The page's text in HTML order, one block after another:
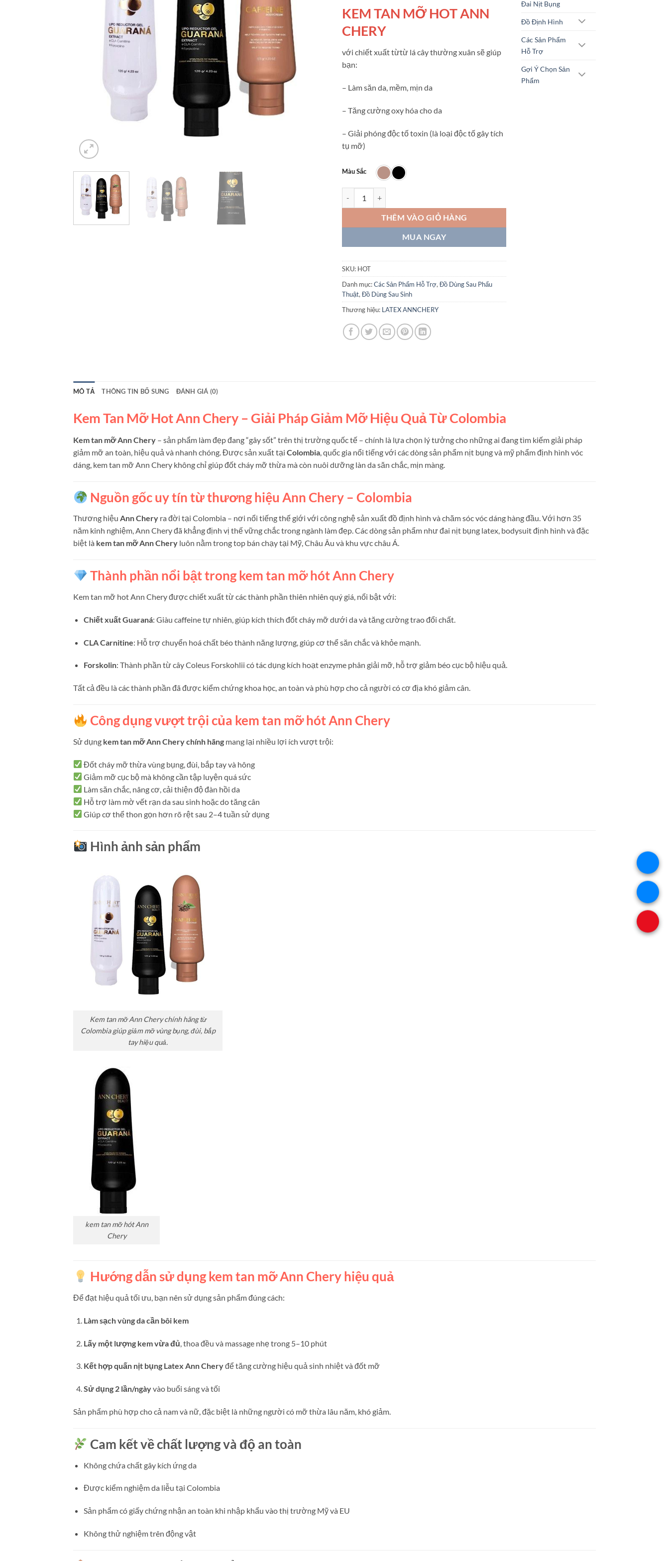
450.000 ₫.là:
425.000 ₫.
KEM TAN MỠ HOT ANN
CHERY
với chiết xuất từtừ lá cây thường xuân sẽ giúp
bạn:
– Làm săn da, mềm, mịn da
– Tăng cường oxy hóa cho da
– Giải phóng độc tố toxin (là loại độc tố gây tích
tụ mỡ)
Màu Sắc
THÊM VÀO GIỎ HÀNG
MUA NGAY
SKU: HOT
Danh mục:Các Sản Phẩm Hỗ Trợ,Đồ Dùng Sau Phẩu
Thuật,Đồ Dùng Sau Sinh
Thương hiệu: LATEX ANNCHERY
Đai Nịt Bụng
Đồ Định Hình
Các Sản Phẩm
Hỗ Trợ
Gợi Ý Chọn Sản
Phẩm
MÔ TẢ THÔNG TIN BỔ SUNG ĐÁNH GIÁ (0)
Kem Tan Mỡ Hot Ann Chery – Giải Pháp Giảm Mỡ Hiệu Quả Từ Colombia
Kem tan mỡ Ann Chery – sản phẩm làm đẹp đang “gây sốt” trên thị trường quốc tế – chính là lựa chọn lý tưởng cho những ai đang tìm kiếm giải pháp
giảm mỡ an toàn, hiệu quả và nhanh chóng. Được sản xuất tại Colombia, quốc gia nổi tiếng với các dòng sản phẩm nịt bụng và mỹ phẩm định hình vóc
dáng, kem tan mỡ Ann Chery không chỉ giúp đốt cháy mỡ thừa mà còn nuôi dưỡng làn da săn chắc, mịn màng.
Nguồn gốc uy tín từ thương hiệu Ann Chery – Colombia
Thương hiệu Ann Chery ra đời tại Colombia – nơi nổi tiếng thế giới với công nghệ sản xuất đồ định hình và chăm sóc vóc dáng hàng đầu. Với hơn 35
năm kinh nghiệm, Ann Chery đã khẳng định vị thế vững chắc trong ngành làm đẹp. Các dòng sản phẩm như đai nịt bụng latex, bodysuit định hình và đặc
biệt là kem tan mỡ Ann Chery luôn nằm trong top bán chạy tại Mỹ, Châu Âu và khu vực châu Á.
Thành phần nổi bật trong kem tan mỡ hótAnn Chery
Kem tan mỡ hot Ann Chery được chiết xuất từ các thành phần thiên nhiên quý giá, nổi bật với:
Chiết xuất Guaraná: Giàu caffeine tự nhiên, giúp kích thích đốt cháy mỡ dưới da và tăng cường trao đổi chất.
CLA Carnitine: Hỗ trợ chuyển hoá chất béo thành năng lượng, giúp cơ thể săn chắc và khỏe mạnh.
Forskolin: Thành phần từ cây Coleus Forskohlii có tác dụng kích hoạt enzyme phân giải mỡ, hỗ trợ giảm béo cục bộ hiệu quả.
Tất cả đều là các thành phần đã được kiểm chứng khoa học, an toàn và phù hợp cho cả người có cơ địa khó giảm cân.
Công dụng vượt trội của kem tan mỡ hót Ann Chery
Sử dụng kem tan mỡ Ann Chery chính hãng mang lại nhiều lợi ích vượt trội:
Đốt cháy mỡ thừa vùng bụng, đùi, bắp tay và hông
Giảm mỡ cục bộ mà không cần tập luyện quá sức
Làm săn chắc, nâng cơ, cải thiện độ đàn hồi da
Hỗ trợ làm mờ vết rạn da sau sinh hoặc do tăng cân
Giúp cơ thể thon gọn hơn rõ rệt sau 2–4 tuần sử dụng
Hình ảnh sản phẩm
Kem tan mỡ Ann Chery chính hãng từ
Colombia giúp giảm mỡ vùng bụng, đùi, bắp
tay hiệu quả.
kem tan mỡ hót Ann
Chery
Hướng dẫn sử dụng kem tan mỡ Ann Chery hiệu quả
Để đạt hiệu quả tối ưu, bạn nên sử dụng sản phẩm đúng cách:
Làm sạch vùng da cần bôi kem
Lấy một lượng kem vừa đủ , thoa đều và massage nhẹ trong 5–10 phút
Kết hợp quấn nịt bụng Latex Ann Cheryđể tăng cường hiệu quả sinh nhiệt và đốt mỡ
Sử dụng 2 lần/ngàyvào buổi sáng và tối
Sản phẩm phù hợp cho cả nam và nữ, đặc biệt là những người có mỡ thừa lâu năm, khó giảm.
Cam kết về chất lượng và độ an toàn
Không chứa chất gây kích ứng da
Được kiểm nghiệm da liễu tại Colombia
Sản phẩm có giấy chứng nhận an toàn khi nhập khẩu vào thị trường Mỹ và EU
Không thử nghiệm trên động vật